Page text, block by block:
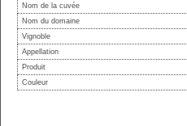
Nom de la cuvée
Nom du domaine
Vignoble
Appellation
Produit
Couleur